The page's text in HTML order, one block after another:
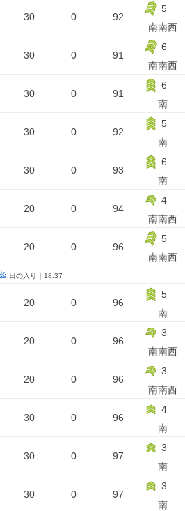
30 0 92
5
南南西
30 0 91
6
南南西
30 0 91
6
南
30 0 92
5
南
30 0 93
6
南
20 0 94
4
南南西
20 0 96
5
南南西
日の入り｜18:37
20 0 96
5
南
20 0 96
3
南南西
20 0 96
3
南南西
30 0 96
4
南
30 0 97
3
南
30 0 97
3
南